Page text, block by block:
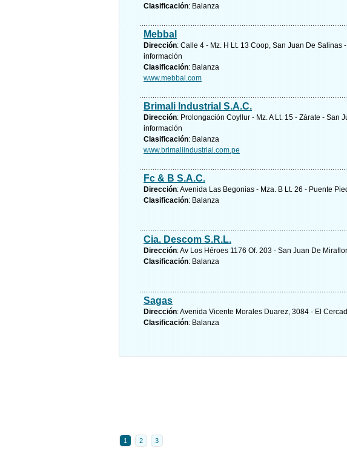
Clasificación: Balanza
Mebbal
Dirección: Calle 4 - Mz. H Lt. 13 Coop, San Juan De Salinas
información
Clasificación: Balanza
www.mebbal.com
Brimali Industrial S.A.C.
Dirección: Prolongación Coyllur - Mz. A Lt. 15 - Zárate - San
información
Clasificación: Balanza
www.brimaliindustrial.com.pe
Fc & B S.A.C.
Dirección: Avenida Las Begonias - Mza. B Lt. 26 - Puente
Clasificación: Balanza
Cia. Descom S.R.L.
Dirección: Av Los Héroes 1176 Of. 203 - San Juan De
Clasificación: Balanza
Sagas
Dirección: Avenida Vicente Morales Duarez, 3084 - El
Clasificación: Balanza
1 2 3